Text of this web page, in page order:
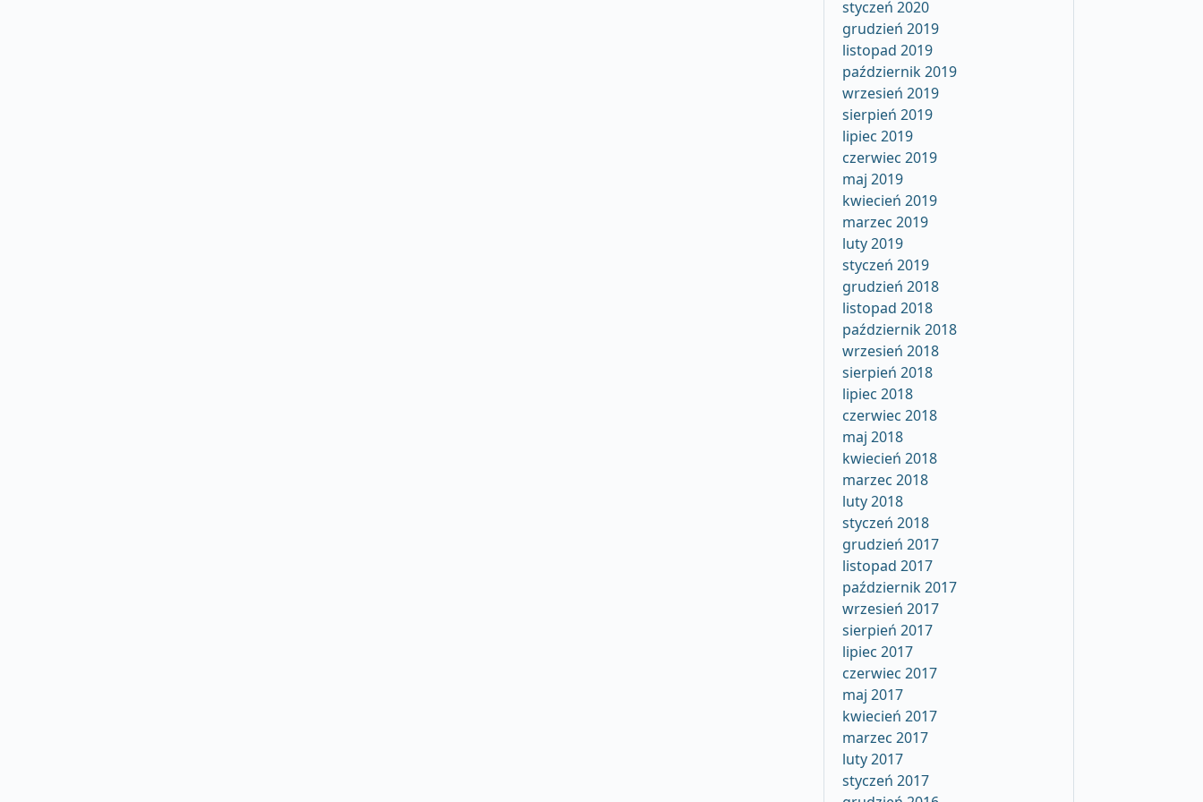
styczeń 2020
grudzień 2019
listopad 2019
październik 2019
wrzesień 2019
sierpień 2019
lipiec 2019
czerwiec 2019
maj 2019
kwiecień 2019
marzec 2019
luty 2019
styczeń 2019
grudzień 2018
listopad 2018
październik 2018
wrzesień 2018
sierpień 2018
lipiec 2018
czerwiec 2018
maj 2018
kwiecień 2018
marzec 2018
luty 2018
styczeń 2018
grudzień 2017
listopad 2017
październik 2017
wrzesień 2017
sierpień 2017
lipiec 2017
czerwiec 2017
maj 2017
kwiecień 2017
marzec 2017
luty 2017
styczeń 2017